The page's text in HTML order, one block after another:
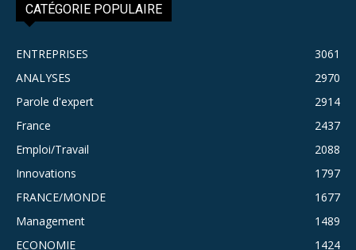
CATÉGORIE POPULAIRE
ENTREPRISES
3061
ANALYSES
2970
Parole d'expert
2914
France
2437
Emploi/Travail
2088
Innovations
1797
FRANCE/MONDE
1677
Management
1489
ECONOMIE
1424